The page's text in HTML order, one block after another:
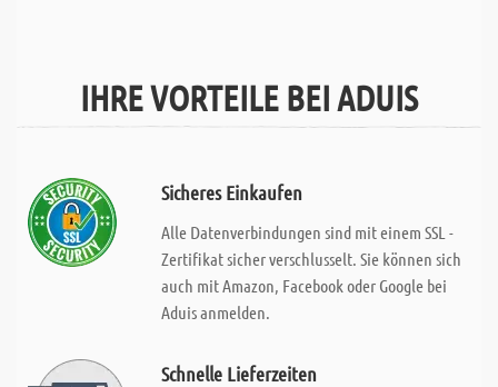
IHRE VORTEILE BEI ADUIS
Sicheres Einkaufen
Alle Datenverbindungen sind mit einem SSL -
Zertifikat sicher verschlusselt. Sie können sich
auch mit Amazon, Facebook oder Google bei
Aduis anmelden.
Schnelle Lieferzeiten